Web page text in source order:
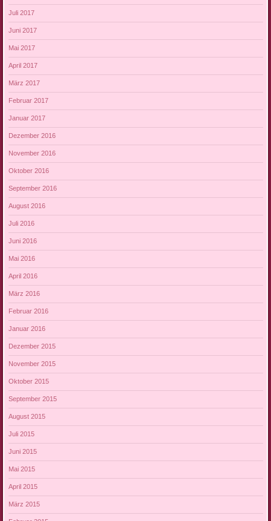
Juli 2017
Juni 2017
Mai 2017
April 2017
März 2017
Februar 2017
Januar 2017
Dezember 2016
November 2016
Oktober 2016
September 2016
August 2016
Juli 2016
Juni 2016
Mai 2016
April 2016
März 2016
Februar 2016
Januar 2016
Dezember 2015
November 2015
Oktober 2015
September 2015
August 2015
Juli 2015
Juni 2015
Mai 2015
April 2015
März 2015